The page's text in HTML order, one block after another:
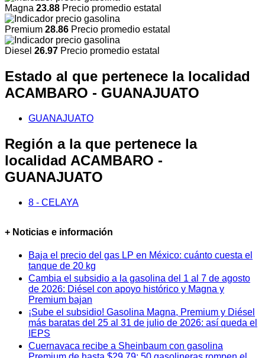
Magna 23.88 Precio promedio estatal
Premium 28.86 Precio promedio estatal
Diesel 26.97 Precio promedio estatal
Estado al que pertenece la localidad
ACAMBARO - GUANAJUATO
GUANAJUATO
Región a la que pertenece la
localidad ACAMBARO -
GUANAJUATO
8 - CELAYA
+ Noticias e información
Baja el precio del gas LP en México: cuánto cuesta el
tanque de 20 kg
Cambia el subsidio a la gasolina del 1 al 7 de agosto
de 2026: Diésel con apoyo histórico y Magna y
Premium bajan
¡Sube el subsidio! Gasolina Magna, Premium y Diésel
más baratas del 25 al 31 de julio de 2026: así queda el
IEPS
Cuernavaca recibe a Sheinbaum con gasolina